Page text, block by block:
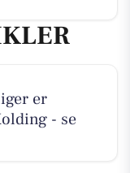
er
- se